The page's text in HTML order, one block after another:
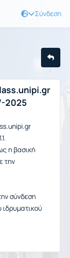
Σύνδεση
2025
η βασική
την
σύνδεση